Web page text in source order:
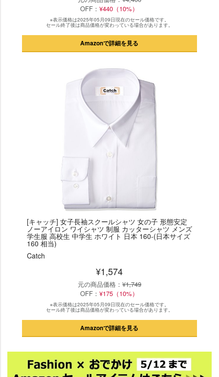
OFF：¥440（10%）
※表示価格は2025年05月09日現在のセール価格です。
セール終了後は商品価格が変わっている場合があります。
Amazonで詳細を見る
[キャッチ] 女子長袖スクールシャツ 女の子 形態安定
ノーアイロン ワイシャツ 制服 カッターシャツ メンズ
学生服 高校生 中学生 ホワイト 日本 160-(日本サイズ
160 相当)
Catch
¥1,574
元の商品価格： ¥1,749
OFF：¥175（10%）
※表示価格は2025年05月09日現在のセール価格です。
セール終了後は商品価格が変わっている場合があります。
Amazonで詳細を見る